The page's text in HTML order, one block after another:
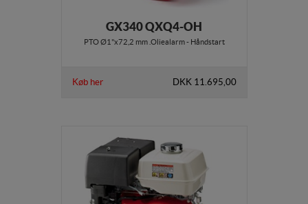
GX340 QXQ4-OH
PTO Ø1"x72,2 mm .Oliealarm - Håndstart
Køb her DKK 11.695,00